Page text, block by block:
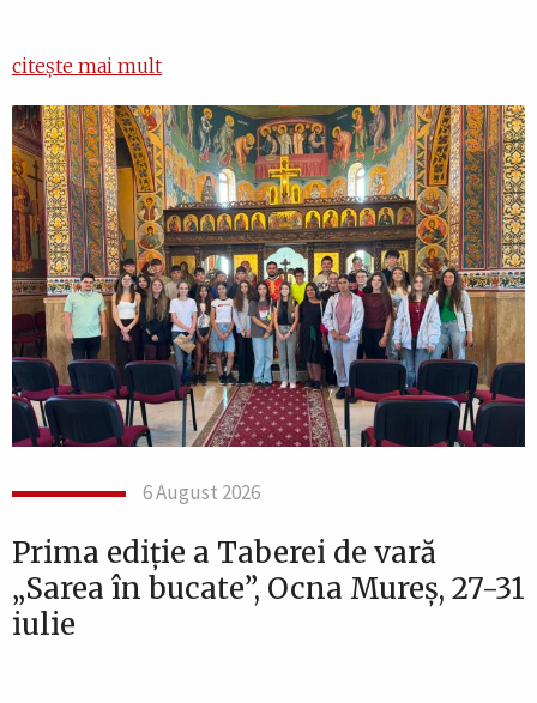
citește mai mult
6 August 2026
Prima ediție a Taberei de vară
„Sarea în bucate”, Ocna Mureș, 27-31
iulie